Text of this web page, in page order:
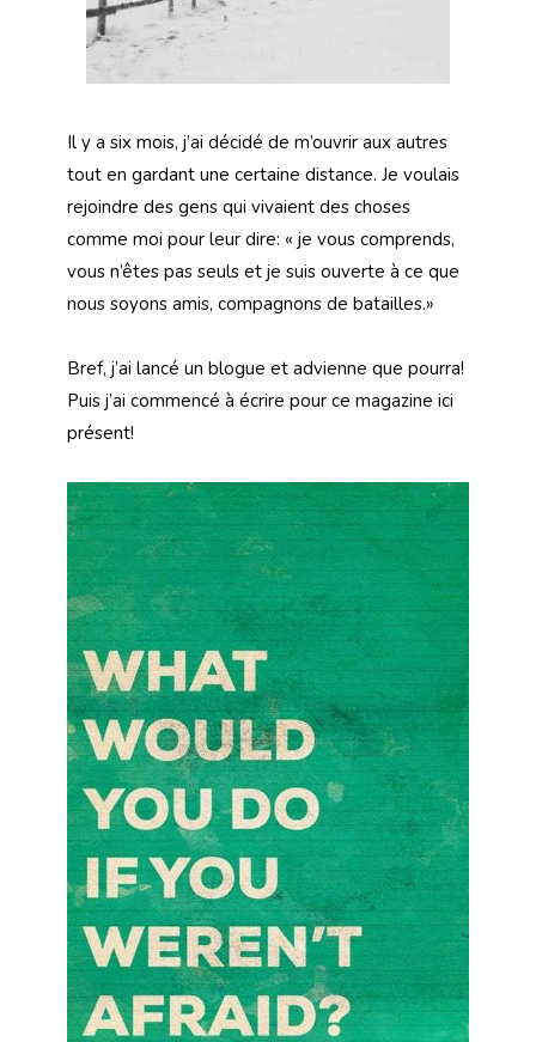
Il y a six mois, j’ai décidé de m’ouvrir aux autres
tout en gardant une certaine distance. Je voulais
rejoindre des gens qui vivaient des choses
comme moi pour leur dire: « je vous comprends,
vous n’êtes pas seuls et je suis ouverte à ce que
nous soyons amis, compagnons de batailles.»
Bref, j’ai lancé un blogue et advienne que pourra!
Puis j’ai commencé à écrire pour ce magazine ici
présent!